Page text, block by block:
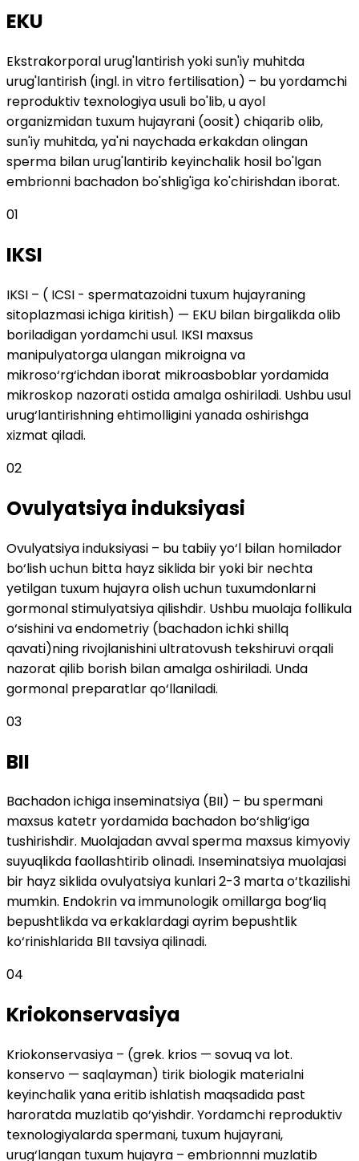
EKU
Ekstrakorporal urug'lantirish yoki sun'iy muhitda
urug'lantirish (ingl. in vitro fertilisation) – bu yordamchi
reproduktiv texnologiya usuli bo'lib, u ayol
organizmidan tuxum hujayrani (oosit) chiqarib olib,
sun'iy muhitda, ya'ni naychada erkakdan olingan
sperma bilan urug'lantirib keyinchalik hosil bo'lgan
embrionni bachadon bo'shlig'iga ko'chirishdan iborat.
01
IKSI
IKSI – ( ICSI - spermatazoidni tuxum hujayraning
sitoplazmasi ichiga kiritish) — EKU bilan birgalikda olib
boriladigan yordamchi usul. IKSI maxsus
manipulyatorga ulangan mikroigna va
mikroso‘rg‘ichdan iborat mikroasboblar yordamida
mikroskop nazorati ostida amalga oshiriladi. Ushbu usul
urug‘lantirishning ehtimolligini yanada oshirishga
xizmat qiladi.
02
Ovulyatsiya induksiyasi
Ovulyatsiya induksiyasi – bu tabiiy yo‘l bilan homilador
bo‘lish uchun bitta hayz siklida bir yoki bir nechta
yetilgan tuxum hujayra olish uchun tuxumdonlarni
gormonal stimulyatsiya qilishdir. Ushbu muolaja follikula
o‘sishini va endometriy (bachadon ichki shillq
qavati)ning rivojlanishini ultratovush tekshiruvi orqali
nazorat qilib borish bilan amalga oshiriladi. Unda
gormonal preparatlar qo‘llaniladi.
03
BII
Bachadon ichiga inseminatsiya (BII) – bu spermani
maxsus katetr yordamida bachadon bo‘shlig‘iga
tushirishdir. Muolajadan avval sperma maxsus kimyoviy
suyuqlikda faollashtirib olinadi. Inseminatsiya muolajasi
bir hayz siklida ovulyatsiya kunlari 2-3 marta o‘tkazilishi
mumkin. Endokrin va immunologik omillarga bog‘liq
bepushtlikda va erkaklardagi ayrim bepushtlik
ko‘rinishlarida BII tavsiya qilinadi.
04
Kriokonservasiya
Kriokonservasiya – (grek. krios — sovuq va lot.
konservo — saqlayman) tirik biologik materialni
keyinchalik yana eritib ishlatish maqsadida past
haroratda muzlatib qo‘yishdir. Yordamchi reproduktiv
texnologiyalarda spermani, tuxum hujayrani,
urug‘langan tuxum hujayra – embrionnni muzlatib